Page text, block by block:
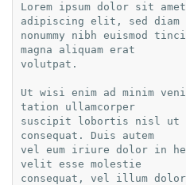
Lorem ipsum dolor sit
adipiscing elit, sed diam
nonummy nibh euismod
magna aliquam erat
volutpat.
Ut wisi enim ad minim
tation ullamcorper
suscipit lobortis nisl ut
consequat. Duis autem
vel eum iriure dolor in
velit esse molestie
consequat, vel illum